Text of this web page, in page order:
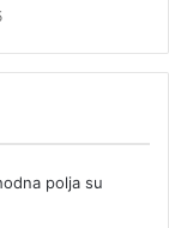
polja su